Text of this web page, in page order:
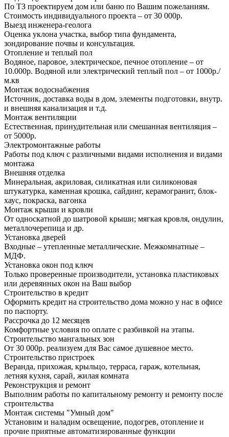
По ТЗ проектируем дом или баню по Вашим пожеланиям.
Стоимость индивидуального проекта – от 30 000р.
Выезд инженера-геолога
Оценка уклона участка, выбор типа фундамента,
зондирование почвы и консультация.
Отопление и теплый пол
Водяное, паровое, электрическое, печное отопление – от
10.000р. Водяной или электрический теплый пол – от 1000р./
м.кв
Монтаж водоснабжения
Источник, доставка воды в дом, элементы подготовки, внутр.
и внешняя канализация и т.д.
Монтаж вентиляции
Естественная, принудительная или смешанная вентиляция –
от 5000р.
Электромонтажные работы
Работы под ключ с различными видами исполнения и видами
монтажа
Внешняя отделка
Минеральная, акриловая, силикатная или силиконовая
штукатурка, каменная крошка, сайдинг, керамогранит, блок-
хаус, покраска, вагонка
Монтаж крыши и кровли
От односкатной до шатровой крыши; мягкая кровля, ондулин,
металлочерепица и др.
Установка дверей
Входные – утепленные металлические. Межкомнатные –
МДФ.
Установка окон под ключ
Только проверенные производители, установка пластиковых
или деревянных окон на Ваш выбор
Строительство в кредит
Оформить кредит на строительство дома можно у нас в офисе
по паспорту.
Рассрочка до 12 месяцев
Комфортные условия по оплате с разбивкой на этапы.
Строительство мангальных зон
От 30 000р. реализуем для Вас самое душевное место.
Строительство пристроек
Веранда, прихожая, крыльцо, терраса, гараж, котельная,
летняя кухня, сарай, жилая комната
Реконструкция и ремонт
Выполним работы по капитальному ремонту и ремонту после
строительства
Монтаж системы "Умный дом"
Установим и наладим освещение, подогрев, отопление и
прочие приятные автоматизированные функции